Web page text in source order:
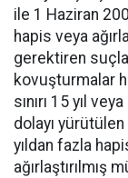
ile 1 Haziran
hapis veya
gerektiren
kovuşturmalar
sınırı 15 yıl
dolayı
yıldan fazla
ağırlaştırılmış